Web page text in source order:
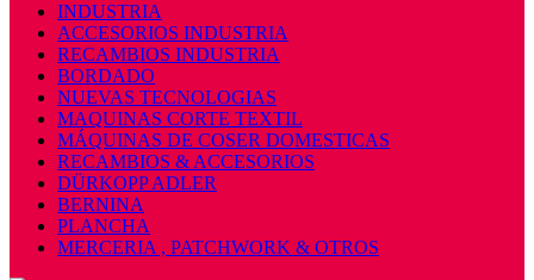
INDUSTRIA
ACCESORIOS INDUSTRIA
RECAMBIOS INDUSTRIA
BORDADO
NUEVAS TECNOLOGIAS
MAQUINAS CORTE TEXTIL
MÁQUINAS DE COSER DOMESTICAS
RECAMBIOS & ACCESORIOS
DÜRKOPP ADLER
BERNINA
PLANCHA
MERCERIA , PATCHWORK & OTROS